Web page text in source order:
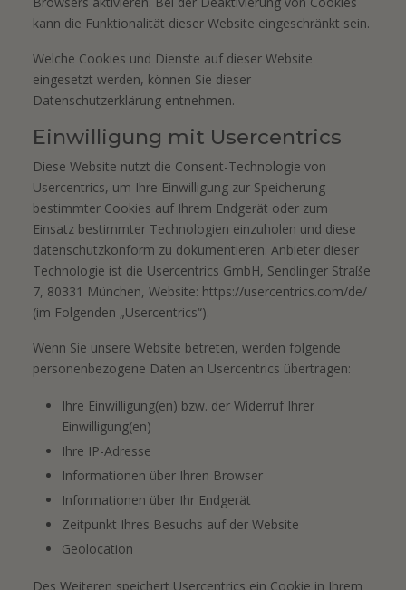
kann die Funktionalität dieser Website eingeschränkt sein.
Welche Cookies und Dienste auf dieser Website
eingesetzt werden, können Sie dieser
Datenschutzerklärung entnehmen.
Einwilligung mit Usercentrics
Diese Website nutzt die Consent-Technologie von
Usercentrics, um Ihre Einwilligung zur Speicherung
bestimmter Cookies auf Ihrem Endgerät oder zum
Einsatz bestimmter Technologien einzuholen und diese
datenschutzkonform zu dokumentieren. Anbieter dieser
Technologie ist die Usercentrics GmbH, Sendlinger Straße
7, 80331 München, Website: https://usercentrics.com/de/
(im Folgenden „Usercentrics“).
Wenn Sie unsere Website betreten, werden folgende
personenbezogene Daten an Usercentrics übertragen:
Ihre Einwilligung(en) bzw. der Widerruf Ihrer
Einwilligung(en)
Ihre IP-Adresse
Informationen über Ihren Browser
Informationen über Ihr Endgerät
Zeitpunkt Ihres Besuchs auf der Website
Geolocation
Des Weiteren speichert Usercentrics ein Cookie in Ihrem